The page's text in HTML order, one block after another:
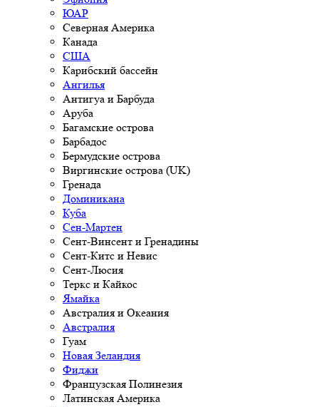
ЮАР
Северная Америка
Канада
США
Карибский бассейн
Ангилья
Антигуа и Барбуда
Аруба
Багамские острова
Барбадос
Бермудские острова
Виргинские острова (UK)
Гренада
Доминикана
Куба
Сен-Мартен
Сент-Винсент и Гренадины
Сент-Китс и Невис
Сент-Люсия
Теркс и Кайкос
Ямайка
Австралия и Океания
Австралия
Гуам
Новая Зеландия
Фиджи
Французская Полинезия
Латинская Америка